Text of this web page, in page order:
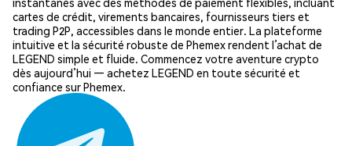
cartes de crédit, virements bancaires, fournisseurs tiers et
trading P2P, accessibles dans le monde entier. La plateforme
intuitive et la sécurité robuste de Phemex rendent l’achat de
LEGEND simple et fluide. Commencez votre aventure crypto
dès aujourd’hui — achetez LEGEND en toute sécurité et
confiance sur Phemex.